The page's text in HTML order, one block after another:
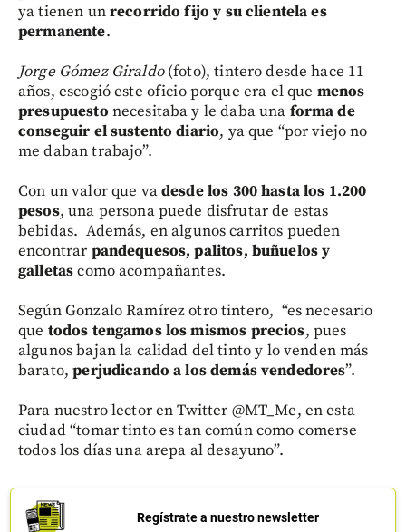
ya tienen unrecorrido fijo y su clientela es
permanente.
Jorge Gómez Giraldo(foto), tintero desde hace 11
años, escogió este oficio porque era el que menos
presupuesto necesitaba y le daba una forma de
conseguir el sustento diario, ya que “por viejo no
me daban trabajo”.
Con un valor que vadesde los 300 hasta los 1.200
pesos, una persona puede disfrutar de estas
bebidas. Además, en algunos carritos pueden
encontrar pandequesos, palitos, buñuelos y
galletascomo acompañantes.
Según Gonzalo Ramírez otro tintero, “es necesario
que todos tengamos los mismos precios, pues
algunos bajan la calidad del tinto y lo venden más
barato, perjudicando a los demás vendedores”.
Para nuestro lector en Twitter @MT_Me, en esta
ciudad “tomar tinto es tan común como comerse
todos los días una arepa al desayuno”.
Regístrate a nuestro newsletter